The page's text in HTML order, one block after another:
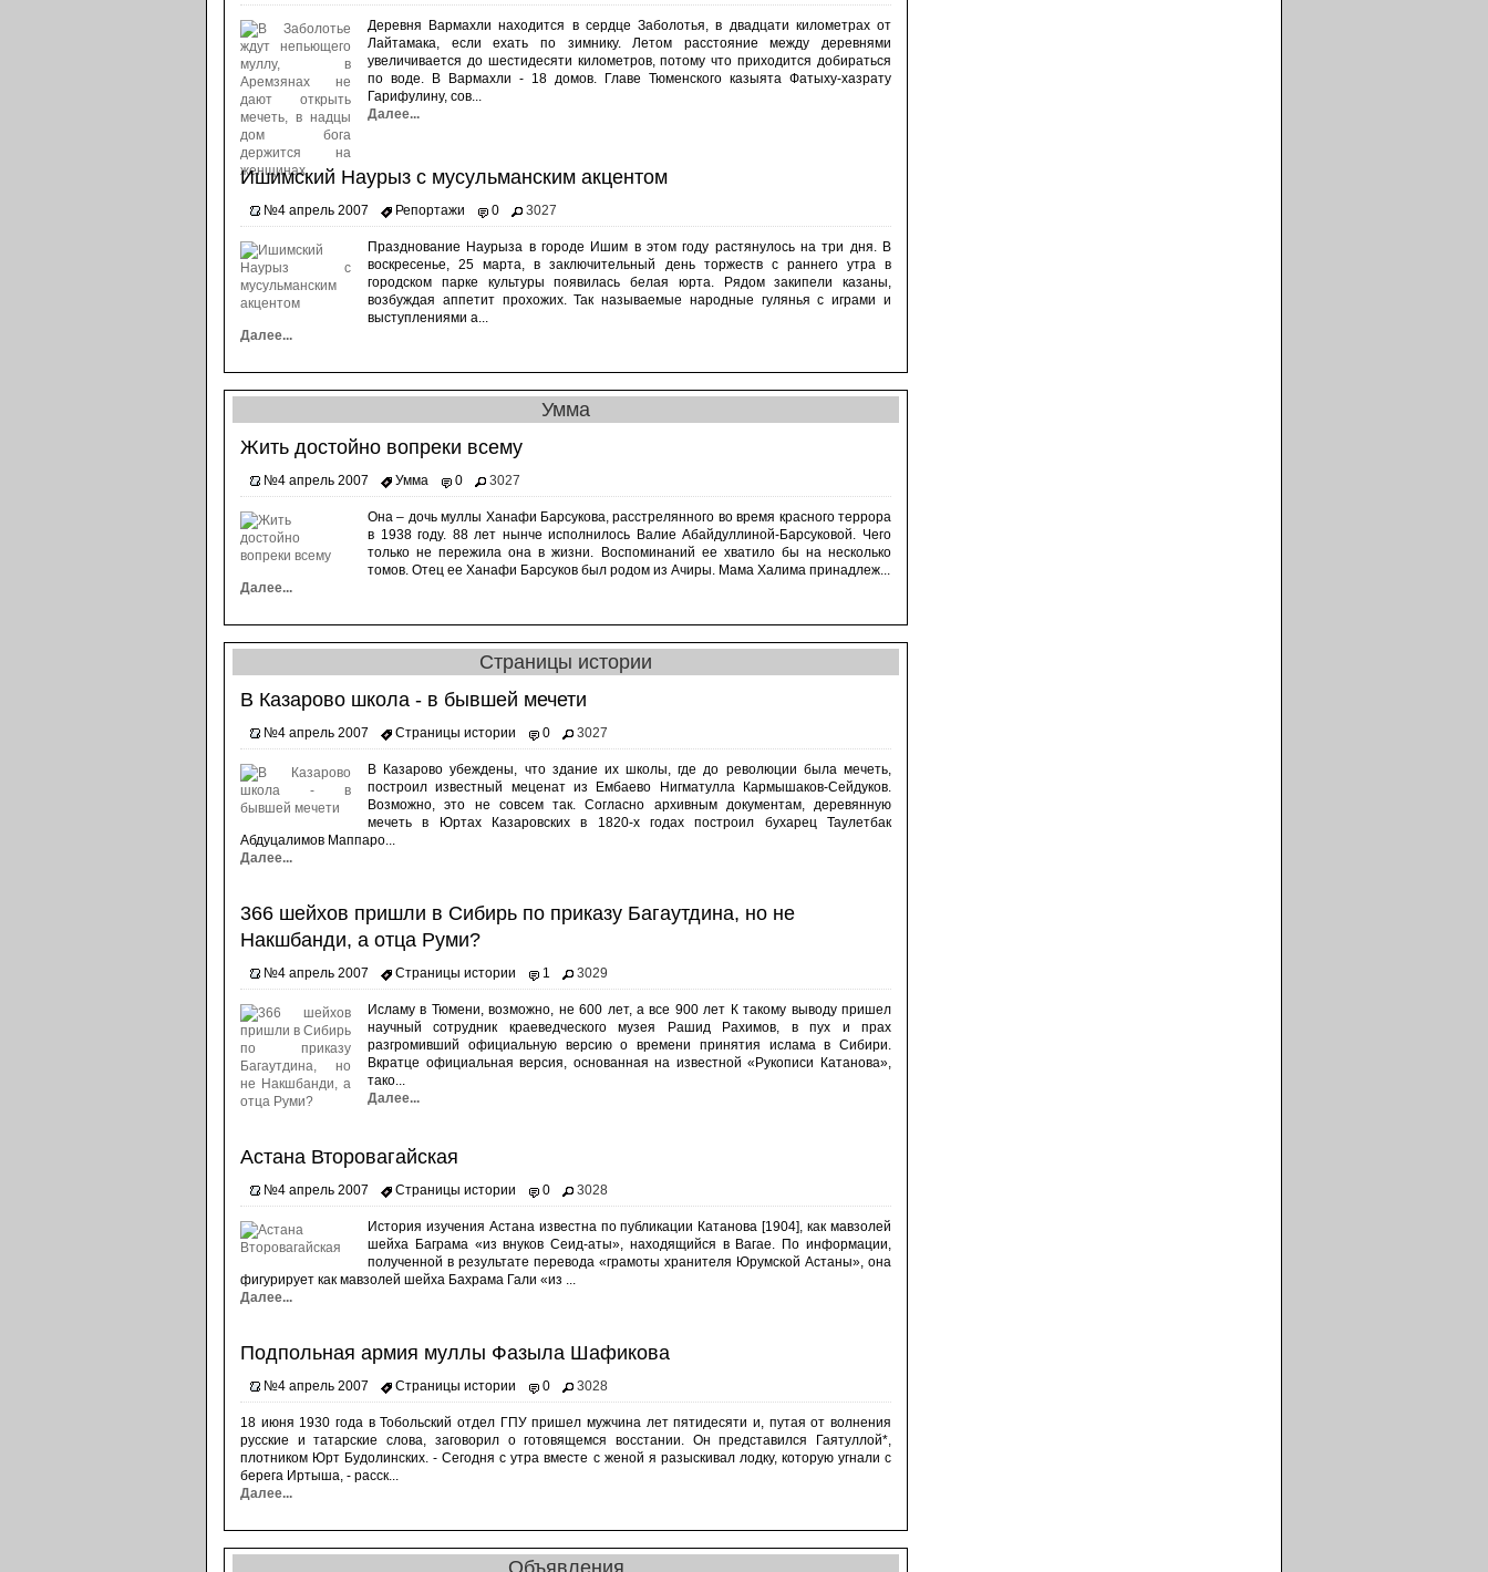
Деревня Вармахли находится в сердце Заболотья, в двадцати километрах от
Лайтамака, если ехать по зимнику. Летом расстояние между деревнями
увеличивается до шестидесяти километров, потому что приходится добираться
по воде. В Вармахли - 18 домов. Главе Тюменского казыята Фатыху-хазрату
Гарифулину, сов...
Далее...
Ишимский Наурыз с мусульманским акцентом
№4 апрель 2007 Репортажи 0 3027
Празднование Наурыза в городе Ишим в этом году растянулось на три дня. В
воскресенье, 25 марта, в заключительный день торжеств с раннего утра в
городском парке культуры появилась белая юрта. Рядом закипели казаны,
возбуждая аппетит прохожих. Так называемые народные гулянья с играми и
выступлениями а...
Далее...
Умма
Жить достойно вопреки всему
№4 апрель 2007 Умма 0 3027
Она – дочь муллы Ханафи Барсукова, расстрелянного во время красного террора
в 1938 году. 88 лет нынче исполнилось Валие Абайдуллиной-Барсуковой. Чего
только не пережила она в жизни. Воспоминаний ее хватило бы на несколько
томов. Отец ее Ханафи Барсуков был родом из Ачиры. Мама Халима принадлеж...
Далее...
Страницы истории
В Казарово школа - в бывшей мечети
№4 апрель 2007 Страницы истории 0 3027
В Казарово убеждены, что здание их школы, где до революции была мечеть,
построил известный меценат из Ембаево Нигматулла Кармышаков-Сейдуков.
Возможно, это не совсем так. Согласно архивным документам, деревянную
мечеть в Юртах Казаровских в 1820-х годах построил бухарец Таулетбак
Абдуцалимов Маппаро...
Далее...
366 шейхов пришли в Сибирь по приказу Багаутдина, но не
Накшбанди, а отца Руми?
№4 апрель 2007 Страницы истории 1 3029
Исламу в Тюмени, возможно, не 600 лет, а все 900 лет К такому выводу пришел
научный сотрудник краеведческого музея Рашид Рахимов, в пух и прах
разгромивший официальную версию о времени принятия ислама в Сибири.
Вкратце официальная версия, основанная на известной «Рукописи Катанова»,
тако...
Далее...
Астана Второвагайская
№4 апрель 2007 Страницы истории 0 3028
История изучения Астана известна по публикации Катанова [1904], как мавзолей
шейха Баграма «из внуков Сеид-аты», находящийся в Вагае. По информации,
полученной в результате перевода «грамоты хранителя Юрумской Астаны», она
фигурирует как мавзолей шейха Бахрама Гали «из ...
Далее...
Подпольная армия муллы Фазыла Шафикова
№4 апрель 2007 Страницы истории 0 3028
18 июня 1930 года в Тобольский отдел ГПУ пришел мужчина лет пятидесяти и, путая от волнения
русские и татарские слова, заговорил о готовящемся восстании. Он представился Гаятуллой*,
плотником Юрт Будолинских. - Сегодня с утра вместе с женой я разыскивал лодку, которую угнали с
берега Иртыша, - расск...
Далее...
Объявления